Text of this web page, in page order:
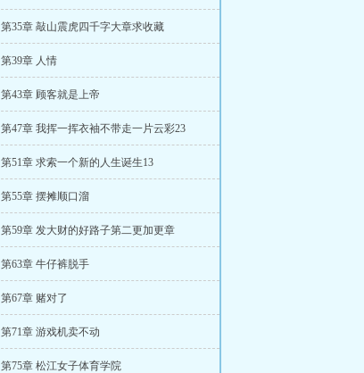
第35章 敲山震虎四千字大章求收藏
第39章 人情
第43章 顾客就是上帝
第47章 我挥一挥衣袖不带走一片云彩23
第51章 求索一个新的人生诞生13
第55章 摆摊顺口溜
第59章 发大财的好路子第二更加更章
第63章 牛仔裤脱手
第67章 赌对了
第71章 游戏机卖不动
第75章 松江女子体育学院